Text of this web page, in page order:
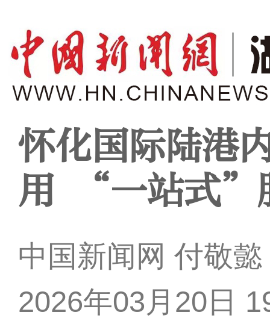
怀化国际陆港
用 “一站式”
中国新闻网 付敬
2026年03月20日